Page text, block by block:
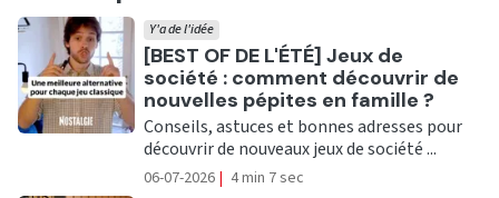
Ecouter
[BEST OF DE L'ÉTÉ] Jeux de
société : comment découvrir de
nouvelles pépites en famille ?
Y'a de l'idée
Conseils, astuces et bonnes adresses pour
découvrir de nouveaux jeux de société ...
06-07-2026 | 4 min 7 sec